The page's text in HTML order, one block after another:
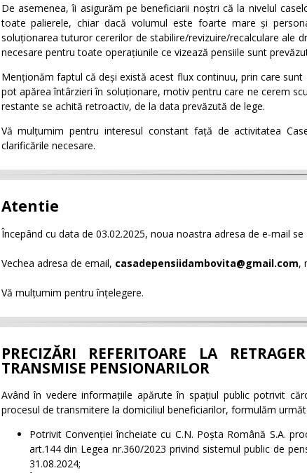
De asemenea, îi asigurăm pe beneficiarii noștri că la nivelul
toate palierele, chiar dacă volumul este foarte mare și
soluționarea tuturor cererilor de stabilire/revizuire/recalculare ale
necesare pentru toate operațiunile ce vizează pensiile sunt
Menționăm faptul că deși există acest flux continuu, prin care
pot apărea întârzieri în soluționare, motiv pentru care ne cerem
restante se achită retroactiv, de la data prevăzută de lege.
Vă mulțumim pentru interesul constant față de activitatea
clarificările necesare.
Atentie
Începând cu data de 03.02.2025, noua noastra adresa de e-mail se
Vechea adresa de email, casadepensiidambovita@gmail.com,
Vă mulțumim pentru înțelegere.
PRECIZĂRI REFERITOARE LA
TRANSMISE PENSIONARILOR
Având în vedere informațiile apărute în spațiul public potrivit
procesul de transmitere la domiciliul beneficiarilor, formulăm
Potrivit Convenției încheiate cu C.N. Poșta Română S.A.
art.144 din Legea nr.360/2023 privind sistemul public de
31.08.2024;